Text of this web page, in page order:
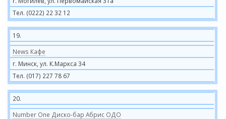
Тел. (0222) 22 32 12
19.
News Кафе
г. Минск, ул. К.Маркса 34
Тел. (017) 227 78 67
20.
Number One Диско-бар Абрис ОДО